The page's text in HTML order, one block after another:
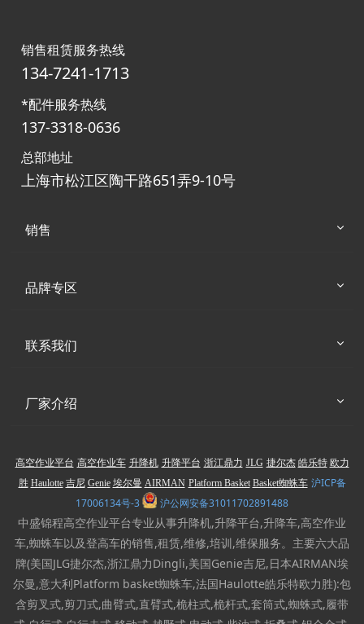
销售租赁服务热线
134-7241-1713
*配件服务热线
137-3318-0636
总部地址
上海市松江区陶干路651弄9-10号
销售
品牌专区
联系我们
厂家介绍
高空作业平台 高空作业车 升降机 升降平台 浙江鼎力 JLG 捷尔杰 皓乐特 欧力
胜 Haulotte 吉尼 Genie 埃尔曼 AIRMAN Platform Basket Basket蜘蛛车 沪ICP备
17006134号-3
沪公网安备31011702891488
中盛锦程高空作业平台专业从事升降机,升降平台,升降车,高空作业
车,蜘蛛车以及登高车的销售,租赁,维修,培训,维保服务。主要六大品
牌(美国JLG捷尔杰,浙江鼎力Dingli,美国Genie吉尼,日本AIRMAN埃
尔曼,意大利Platform basket蜘蛛车,法国Haulotte皓乐特欧力胜):包
含剪叉式,剪刀式,曲臂式,直臂式,桅柱式,桅杆式,套筒式,蜘蛛式,履带